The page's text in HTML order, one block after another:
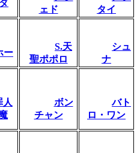
ェド
タイ
ー
S.天
聖ポポロ
シュ
ナ
人
ボン
チャン
バト
ロ・ワン